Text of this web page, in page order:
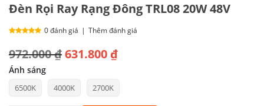
Đèn Rọi Ray Rạng Đông TRL08 20W 48V
0 đánh giá | Thêm đánh giá
972.000₫
Giá
gốc
là:
631.800 ₫
Giá
hiện
tại
Ánh sáng
6500K 4000K 2700K